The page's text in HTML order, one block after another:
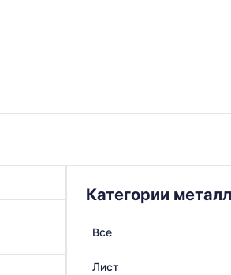
Категории
Все
Лист